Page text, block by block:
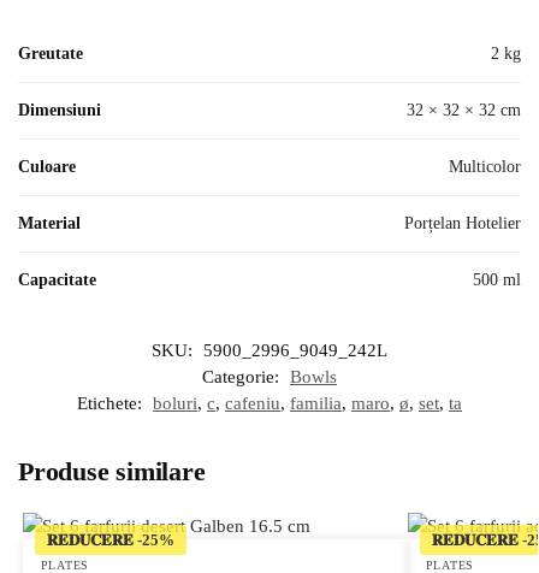
Greutate 2 kg
Dimensiuni 32 × 32 × 32 cm
Culoare Multicolor
Material Porțelan Hotelier
Capacitate 500 ml
SKU:
5900_2996_9049_242L
Categorie:
Bowls
Etichete:
boluri, c, cafeniu, familia, maro, ø, set, ta
Produse similare
𝐑𝐄𝐃𝐔𝐂𝐄𝐑𝐄
PLATES
𝐑𝐄𝐃𝐔𝐂𝐄𝐑𝐄
PLATES